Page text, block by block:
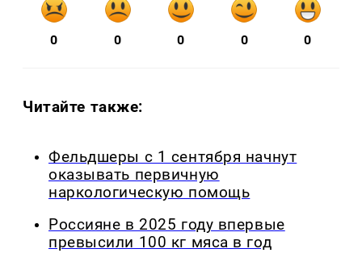
0 0 0 0 0
Читайте также:
Фельдшеры с 1 сентября начнут
оказывать первичную
наркологическую помощь
Россияне в 2025 году впервые
превысили 100 кг мяса в год